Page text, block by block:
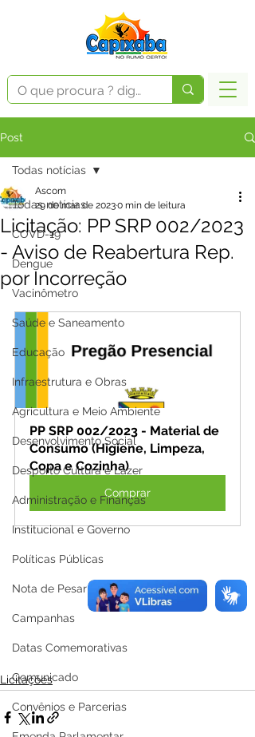
Post
Todas notícias
COVD-19
Dengue
Vacinômetro
Saúde e Saneamento
Educação
Infraestrutura e Obras
Agricultura e Meio Ambiente
Desenvolvimento Social
Desporto Cultura e Lazer
Administração e Finanças
Institucional e Governo
Políticas Públicas
Nota de Pesar
Campanhas
Datas Comemorativas
Comunicado
Convênios e Parcerias
Todas notícias
Licitação: PP SRP 002/2023
- Aviso de Reabertura Rep.
por Incorreção
Ascom
29 de mar. de 20230 min de leitura
PP SRP 002/2023 - Material de
Consumo (Higiene, Limpeza,
Copa e Cozinha)
Comprar
Licitações